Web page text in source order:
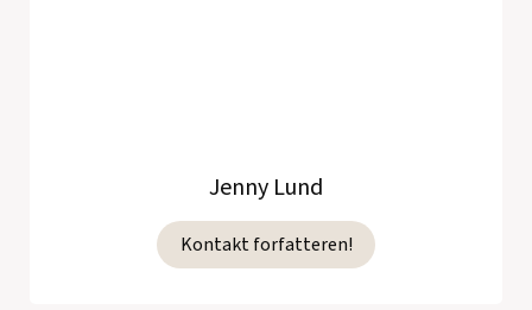
Jenny Lund
Kontakt forfatteren!